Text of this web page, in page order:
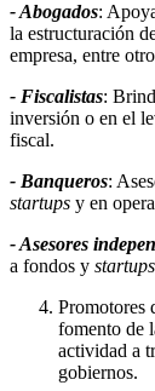
- Abogados:
la estructuración
empresa, entre
- Fiscalistas:
inversión o en el
fiscal.
- Banqueros:
startups y en
- Asesores
a fondos y startups
Promotores
fomento de
actividad a
gobiernos.